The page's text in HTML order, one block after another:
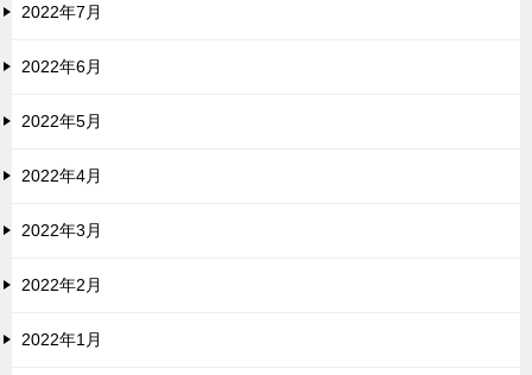
2022年7月
2022年6月
2022年5月
2022年4月
2022年3月
2022年2月
2022年1月